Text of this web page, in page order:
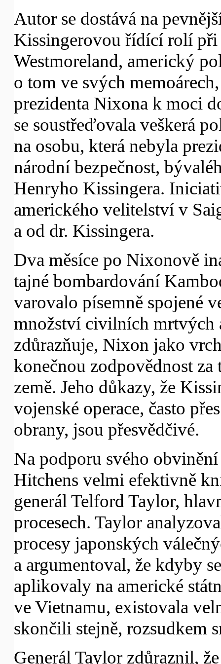
Autor se dostává na
Kissingerovou řídící rolí
Westmoreland, americký
o tom ve svých
prezidenta Nixona k moci
se soustřeďovala veškerá
na osobu, která nebyla
národní bezpečnost,
Henryho Kissingera.
amerického velitelství v
a od dr. Kissingera.
Dva měsíce po Nixonově
tajné bombardování
varovalo písemně spojené
množství civilních mrtvých
zdůrazňuje, Nixon jako
konečnou zodpovědnost
země. Jeho důkazy, že
vojenské operace, často
obrany, jsou přesvědčivé.
Na podporu svého
Hitchens velmi efektivně
generál Telford Taylor,
procesech. Taylor
procesy japonských
a argumentoval, že kdyby
aplikovaly na americké
ve Vietnamu, existovala
skončili stejně, rozsudkem
Generál Taylor zdůraznil,